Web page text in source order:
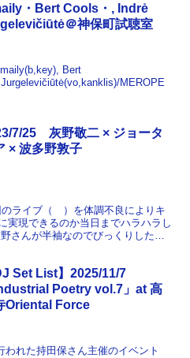
・Bert Cools・, Indrė
＠神保町試聴室
Bert
MEROPE
7/25 灰野敬二 × ジョータ
× 波多野敦子
ライブ（ ）を体調不良によりキ
実現できるのか当日までハラハラし
さんが半袖なのでびっくりした。
Set List】2025/11/7
Poetry vol.7」at 高
Oriental Force
れた持田保さん主催のイベント